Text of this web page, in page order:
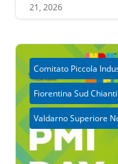
21, 2026
Comitato Piccola
Fiorentina Sud Chianti
Valdarno Superiore